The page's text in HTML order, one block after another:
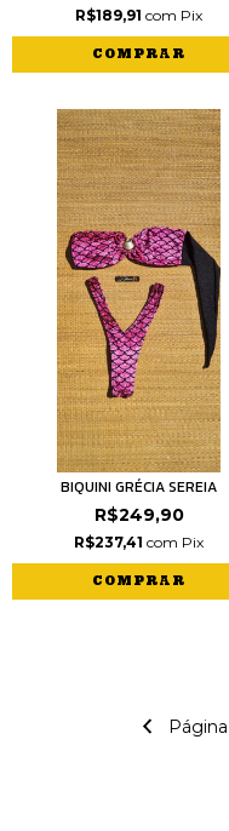
R$189,91 com Pix
COMPRAR
BIQUINI GRÉCIA SEREIA
R$249,90
R$237,41 com Pix
COMPRAR
Página